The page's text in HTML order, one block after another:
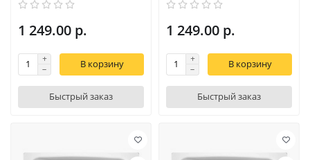
1 249.00 р.
В корзину
Быстрый заказ
1 249.00 р.
В корзину
Быстрый заказ